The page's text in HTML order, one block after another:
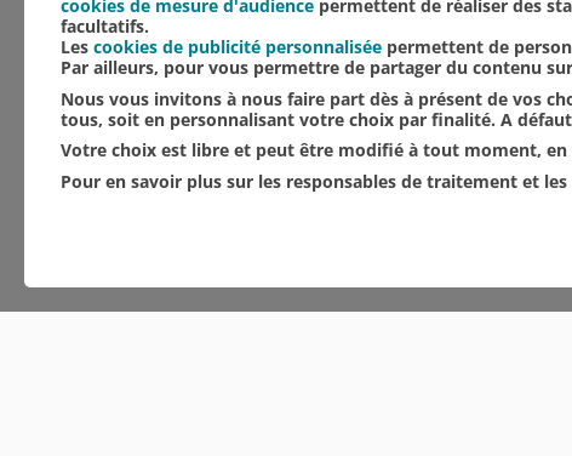
cookies de mesure d'audience permettent de réaliser des
facultatifs.
Les cookies de publicité personnalisée permettent de
Par ailleurs, pour vous permettre de partager du contenu
Nous vous invitons à nous faire part dès à présent de vos
tous, soit en personnalisant votre choix par finalité. A
Votre choix est libre et peut être modifié à tout moment, en
Pour en savoir plus sur les responsables de traitement et